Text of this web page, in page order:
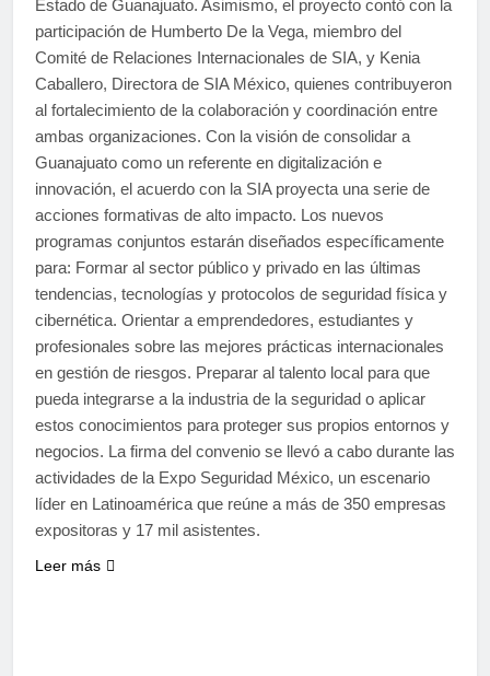
Estado de Guanajuato. Asimismo, el proyecto contó con la
participación de Humberto De la Vega, miembro del
Comité de Relaciones Internacionales de SIA, y Kenia
Caballero, Directora de SIA México, quienes contribuyeron
al fortalecimiento de la colaboración y coordinación entre
ambas organizaciones. Con la visión de consolidar a
Guanajuato como un referente en digitalización e
innovación, el acuerdo con la SIA proyecta una serie de
acciones formativas de alto impacto. Los nuevos
programas conjuntos estarán diseñados específicamente
para: Formar al sector público y privado en las últimas
tendencias, tecnologías y protocolos de seguridad física y
cibernética. Orientar a emprendedores, estudiantes y
profesionales sobre las mejores prácticas internacionales
en gestión de riesgos. Preparar al talento local para que
pueda integrarse a la industria de la seguridad o aplicar
estos conocimientos para proteger sus propios entornos y
negocios. La firma del convenio se llevó a cabo durante las
actividades de la Expo Seguridad México, un escenario
líder en Latinoamérica que reúne a más de 350 empresas
expositoras y 17 mil asistentes.
Leer más